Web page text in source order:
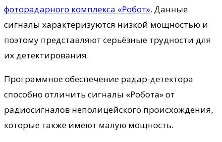
фоторадарного комплекса «Робот». Данные
сигналы характеризуются низкой мощностью и
поэтому представляют серьёзные трудности для
их детектирования.
Программное обеспечение радар-детектора
способно отличить сигналы «Робота» от
радиосигналов неполицейского происхождения,
которые также имеют малую мощность.